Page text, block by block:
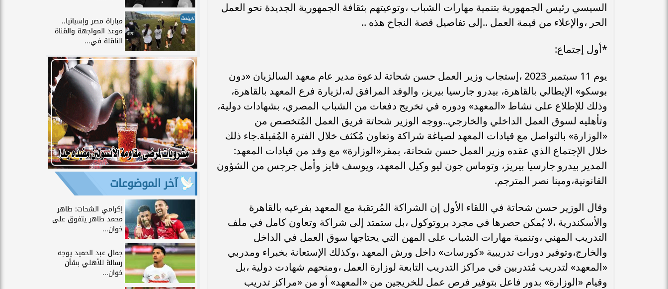
السيسي رئيس الجمهورية بتنمية مهارات الشباب ،وتوعيتهم بثقافة الجمهورية الجديدة نحو العمل
الحر ،والإعلاء من قيمة العمل ..إلى تفاصيل قصة النجاح هذه ..
*أول إجتماع:
يوم 11 سبتمبر 2023 ،إستجاب وزير العمل حسن شحاتة لدعوة مدير عام معهد السالزيان «دون
بوسكو» الإيطالي بالقاهرة، بيدرو جارسيا بيريز، والوفد المرافق له،لزيارة فرع المعهد بالقاهرة،
وذلك للإطلاع على نشاط «المعهد» ودوره في تخريج دفعات من الشباب المصري، بشهادات دولية،
وتأهليه لسوق العمل الداخلي والخارجي..ووجه الوزير شحاتة فريق العمل المُتخصص من
«الوزارة» بالتواصل مع قيادات المعهد لصياغة شراكة وتعاون مُكثف خلال الفترة المُقبلة.جاء ذلك
خلال الإجتماع الذي عقده وزير العمل حسن شحاتة، بمقر«الوزارة» مع وفد من قيادات المعهد:
المدير بيدرو جارسيا بيريز، وتوماس جون ليو وكيل المعهد، ويوسف فايز وأمل جرجس من الشؤون
القانونية،ومينا نصر المترجم.
وقال الوزير حسن شحاتة في اللقاء الأول إن الشراكة المُرتقبة مع المعهد بفرعيه بالقاهرة
والأسكندرية ،لا يُمكن حصرها في مجرد بروتوكول ،بل ستمتد إلى شراكة وتعاون كامل في ملف
التدريب المهني ،وتنمية مهارات الشباب على المهن التي يحتاجها سوق العمل في الداخل
والخارج،وتوفير دورات تدريبية «كورسات» داخل ورش المعهد ،وكذلك الإستعانة بخبراء ومدربي
«المعهد» لتدريب مُتدربين في مراكز التدريب التابعة لوزارة العمل ،ومنحهم شهادت دولية ،بل
وقيام «الوزارة» بدور فاعل بتوفير فرص عمل للخريجين من «المعهد» أو من «مراكز تدريب
الرياضة مباراة مصر وإسبانيا..
موعد المواجهة والقناة
الناقلة في...
آخر الموضوعات
إكرامي الشحات: طاهر
محمد طاهر يتفوق على
خوان...
جمال عبد الحميد يوجه
رسالة للأهلي بشأن
خوان...